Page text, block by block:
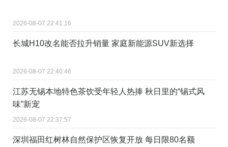
2026-08-07 22:41:16
长城H10改名能否拉升销量 家庭新能源SUV新选择
2026-08-07 22:40:46
江苏无锡本地特色茶饮受年轻人热捧 秋日里的“锡式风
味”新宠
2026-08-07 22:37:57
深圳福田红树林自然保护区恢复开放 每日限80名额